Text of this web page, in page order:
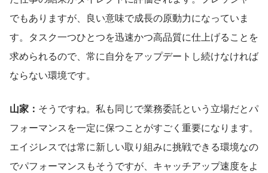
でもありますが、良い意味で成長の原動力になっていま
す。タスク一つひとつを迅速かつ高品質に仕上げることを
求められるので、常に自分をアップデートし続けなければ
ならない環境です。
山家： そうですね。私も同じで業務委託という立場だとパ
フォーマンスを一定に保つことがすごく重要になります。
エイジレスでは常に新しい取り組みに挑戦できる環境なの
でパフォーマンスもそうですが、キャッチアップ速度をよ